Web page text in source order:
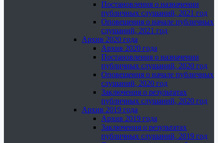
Постановления о назначении
публичных слушаний, 2021 год
Оповещения о начале публичных
слушаний, 2021 год
Архив 2020 года
Архив 2020 года
Постановления о назначении
публичных слушаний, 2020 год
Оповещения о начале публичных
слушаний, 2020 год
Заключения о результатах
публичных слушаний, 2020 год
Архив 2019 года
Архив 2019 года
Заключения о результатах
публичных слушаний, 2019 год